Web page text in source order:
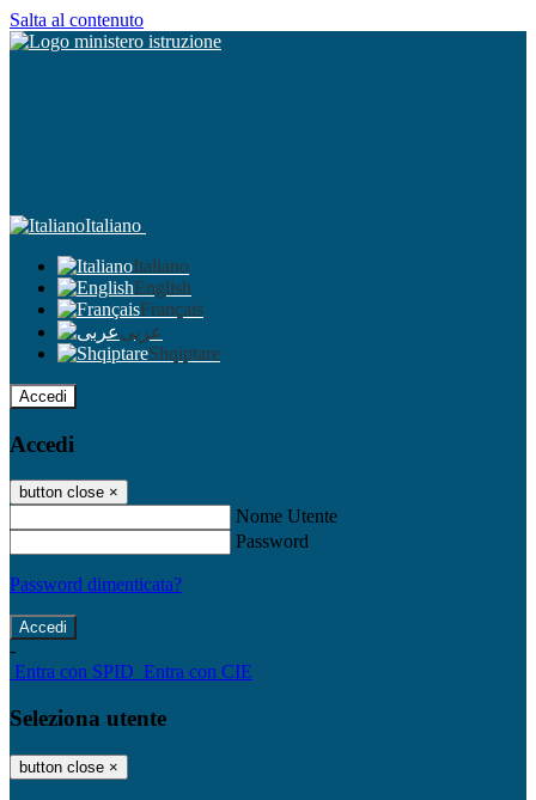
Salta al contenuto
Italiano
Italiano
English
Français
عربى
Shqiptare
Accedi
Accedi
button close ×
Nome Utente
Password
Password dimenticata?
-
Entra con SPID Entra con CIE
Seleziona utente
button close ×